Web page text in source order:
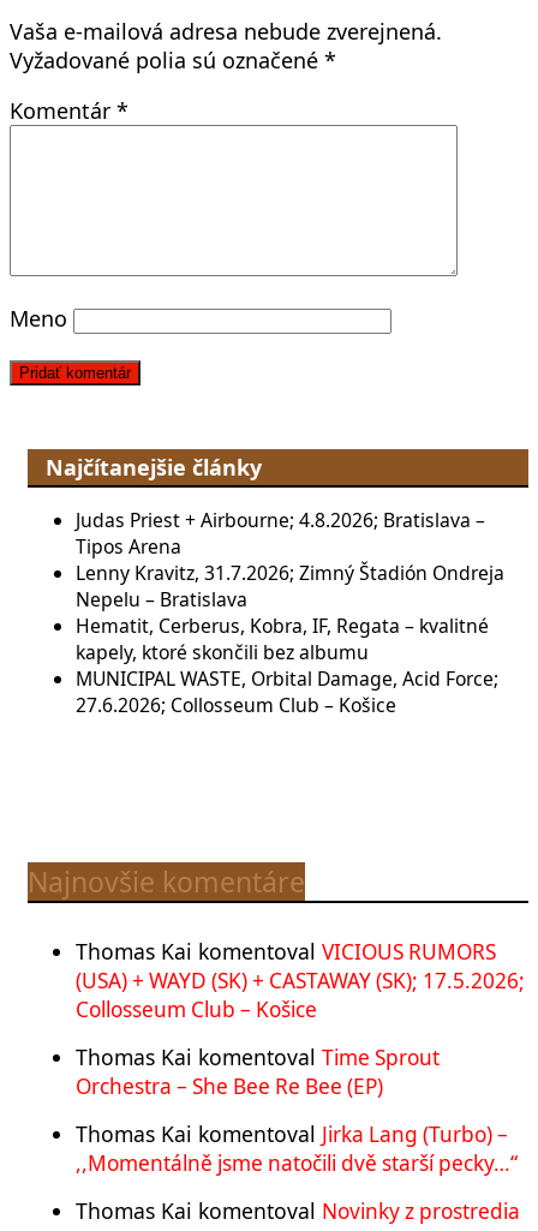
Vaša e-mailová adresa nebude zverejnená.
Vyžadované polia sú označené *
Komentár *
Meno
Najčítanejšie články
Judas Priest + Airbourne; 4.8.2026; Bratislava –
Tipos Arena
Lenny Kravitz, 31.7.2026; Zimný Štadión Ondreja
Nepelu – Bratislava
Hematit, Cerberus, Kobra, IF, Regata – kvalitné
kapely, ktoré skončili bez albumu
MUNICIPAL WASTE, Orbital Damage, Acid Force;
27.6.2026; Collosseum Club – Košice
Najnovšie komentáre
Thomas Kai komentoval VICIOUS RUMORS
(USA) + WAYD (SK) + CASTAWAY (SK); 17.5.2026;
Collosseum Club – Košice
Thomas Kai komentoval Time Sprout
Orchestra – She Bee Re Bee (EP)
Thomas Kai komentoval Jirka Lang (Turbo) –
,,Momentálně jsme natočili dvě starší pecky…“
Thomas Kai komentoval Novinky z prostredia